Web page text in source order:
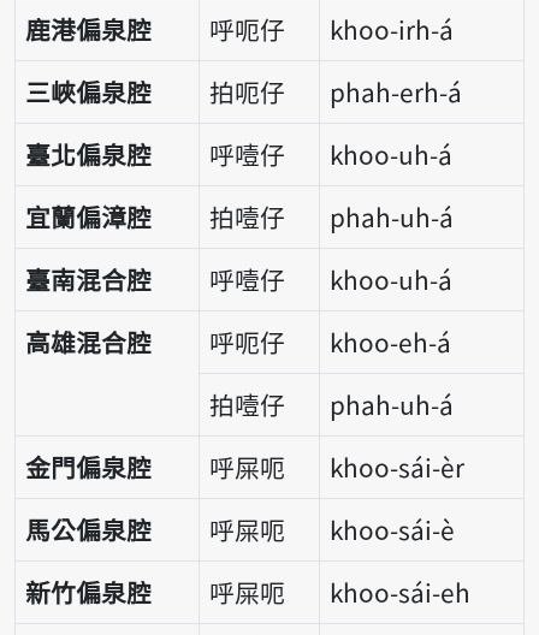
鹿港偏泉腔
呼呃仔
khoo-irh-á
三峽偏泉腔
拍呃仔
phah-erh-á
臺北偏泉腔
呼噎仔
khoo-uh-á
宜蘭偏漳腔
拍噎仔
phah-uh-á
臺南混合腔
呼噎仔
khoo-uh-á
高雄混合腔
呼呃仔
khoo-eh-á
拍噎仔
phah-uh-á
金門偏泉腔
呼屎呃
khoo-sái-èr
馬公偏泉腔
呼屎呃
khoo-sái-è
新竹偏泉腔
呼屎呃
khoo-sái-eh